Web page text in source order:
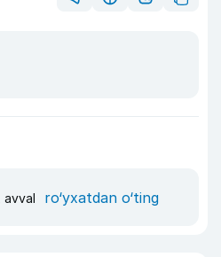
avval ro‘yxatdan o‘ting